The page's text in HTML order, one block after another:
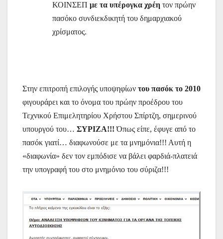
ΚΟΙΝΣΕΠ με τα υπέρογκα χρέη τον πρώην
πασόκο συνδιεκδικητή του δημαρχιακού
χρίσματος.
Στην επιτροπή επιλογής υποψηφίων του πασόκ το 2010
φιγουράρει και το όνομα του πρώην προέδρου του
Τεχνικού Επιμελητηρίου Χρήστου Σπίρτζη, σημερινού
υπουργού του… ΣΥΡΙΖΑ!!!Όπως είπε, έφυγε από το
πασόκ γιατί… διαφωνούσε με τα μνημόνια!!! Αυτή η
«διαφωνία» δεν τον εμπόδισε να βάλει φαρδιά-πλατειά
την υπογραφή του στο μνημόνιο του σύριζα!!!